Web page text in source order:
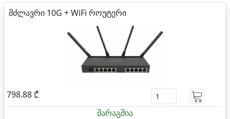
მძლავრი 10G + WiFi როუტერი
798.88 ₾
მარაგშია